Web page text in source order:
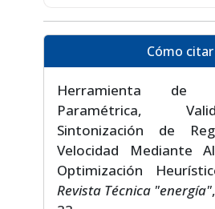
Cómo citar
Herramienta de
Paramétrica,
Sintonización de
Velocidad Mediante
Optimización
Revista Técnica "energía",